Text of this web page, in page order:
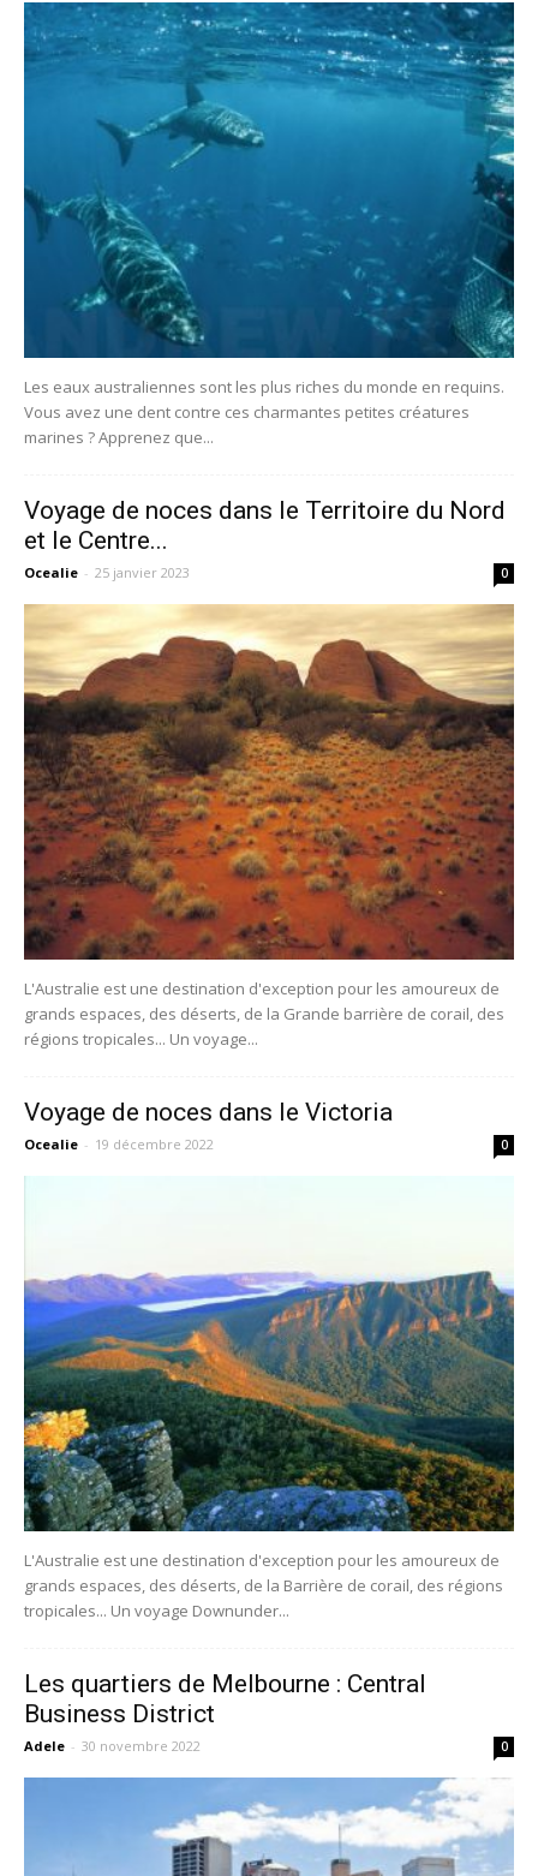
Les eaux australiennes sont les plus riches du monde en requins.
Vous avez une dent contre ces charmantes petites créatures
marines ? Apprenez que...
Voyage de noces dans le Territoire du Nord
et le Centre...
Ocealie - 25 janvier 2023 0
L'Australie est une destination d'exception pour les amoureux de
grands espaces, des déserts, de la Grande barrière de corail, des
régions tropicales... Un voyage...
Voyage de noces dans le Victoria
Ocealie - 19 décembre 2022 0
L'Australie est une destination d'exception pour les amoureux de
grands espaces, des déserts, de la Barrière de corail, des régions
tropicales... Un voyage Downunder...
Les quartiers de Melbourne : Central
Business District
Adele - 30 novembre 2022 0